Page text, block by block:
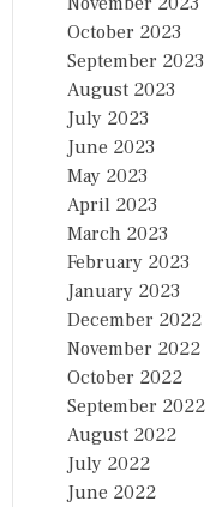
October 2023
September 2023
August 2023
July 2023
June 2023
May 2023
April 2023
March 2023
February 2023
January 2023
December 2022
November 2022
October 2022
September 2022
August 2022
July 2022
June 2022